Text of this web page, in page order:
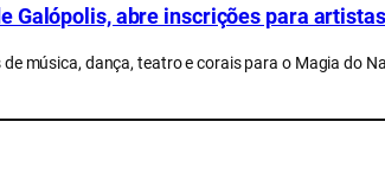
Galópolis, abre inscrições para
música, dança, teatro e corais para o Magia do